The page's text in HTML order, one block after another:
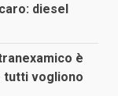
diesel
è
tutti vogliono